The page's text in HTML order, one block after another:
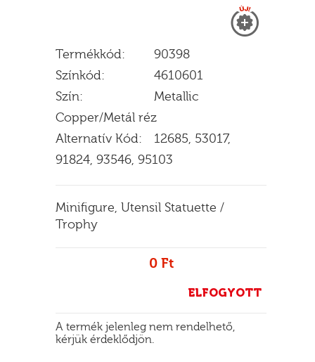
Termékkód:
90398
Színkód:
4610601
Szín:
Metallic
Copper/Metál réz
Alternatív Kód:
12685, 53017,
91824, 93546, 95103
Minifigure, Utensil Statuette /
Trophy
0 Ft
ELFOGYOTT
A termék jelenleg nem rendelhető,
kérjük érdeklődjön.